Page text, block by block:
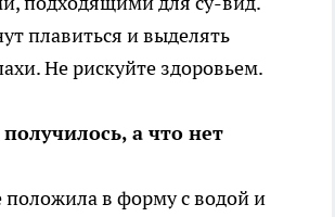
плавиться и выделять
Не рискуйте здоровьем.
а что нет
в форму с водой и